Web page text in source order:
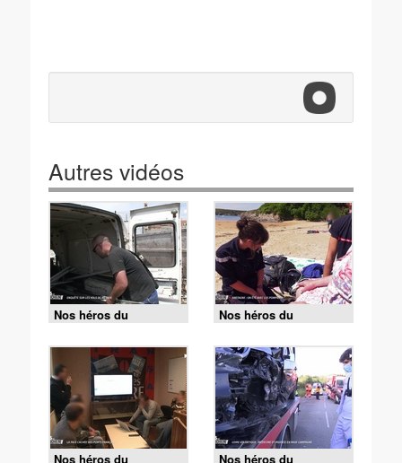
Autres vidéos
Nos héros du
quotidien - Enquête
sur les vols de métaux
Nos héros du
quotidien - Bretagne :
un été avec les
pompiers
Nos héros du Nos héros du